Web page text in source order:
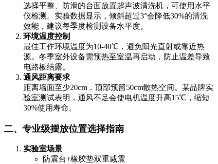
选择平整、防滑的台面放置超声波清洗机，可使用水平
仪检测。实验数据显示，倾斜超过3°会降低30%的清洗
效能，建议每季度检测设备水平度。
环境温度控制
最佳工作环境温度为10-40℃，避免阳光直射或靠近热
源。冬季室外设备需预热至室温再启动，防止温差导致
电路板结露。
通风距离要求
距离墙面至少20cm，顶部预留50cm散热空间。某品牌实
验室测试表明，通风不足会使电机温度升高15℃，缩短
30%使用寿命。
二、专业级摆放位置选择指南
实验室场景
防震台+橡胶垫双重减震